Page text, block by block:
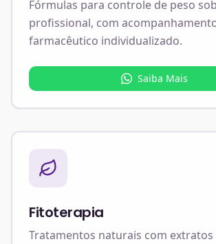
Fórmulas para controle de peso
profissional, com
farmacêutico individualizado.
Saiba Mais
Fitoterapia
Tratamentos naturais com extratos